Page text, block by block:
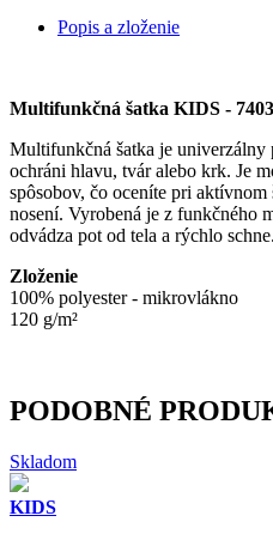
Popis a zloženie
Multifunkčná šatka KIDS - 7403
Multifunkčná šatka je
ochráni hlavu, tvár alebo krk. Je
spôsobov, čo oceníte pri
nosení. Vyrobená je z funkčného
odvádza pot od tela a rýchlo schne.
Zloženie
100% polyester - mikrovlákno
120 g/m²
PODOBNÉ
Skladom
KIDS